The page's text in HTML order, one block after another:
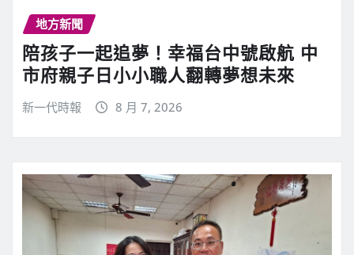
地方新聞
陪孩子一起追夢！幸福台中號啟航 中
市府親子日小小職人翻轉夢想未來
新一代時報 8 月 7, 2026